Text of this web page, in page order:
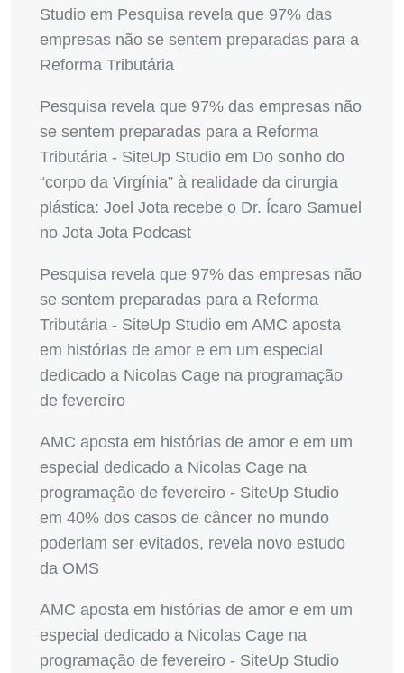
Studio em Pesquisa revela que 97% das
empresas não se sentem preparadas para a
Reforma Tributária
Pesquisa revela que 97% das empresas não
se sentem preparadas para a Reforma
Tributária - SiteUp Studio em Do sonho do
“corpo da Virgínia” à realidade da cirurgia
plástica: Joel Jota recebe o Dr. Ícaro Samuel
no Jota Jota Podcast
Pesquisa revela que 97% das empresas não
se sentem preparadas para a Reforma
Tributária - SiteUp Studio em AMC aposta
em histórias de amor e em um especial
dedicado a Nicolas Cage na programação
de fevereiro
AMC aposta em histórias de amor e em um
especial dedicado a Nicolas Cage na
programação de fevereiro - SiteUp Studio
em 40% dos casos de câncer no mundo
poderiam ser evitados, revela novo estudo
da OMS
AMC aposta em histórias de amor e em um
especial dedicado a Nicolas Cage na
programação de fevereiro - SiteUp Studio